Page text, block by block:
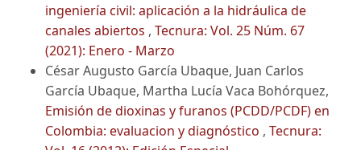
ingeniería civil: aplicación a la hidráulica de
canales abiertos , Tecnura: Vol. 25 Núm. 67
(2021): Enero - Marzo
César Augusto García Ubaque, Juan Carlos
García Ubaque, Martha Lucía Vaca Bohórquez,
Emisión de dioxinas y furanos (PCDD/PCDF) en
Colombia: evaluacion y diagnóstico , Tecnura: